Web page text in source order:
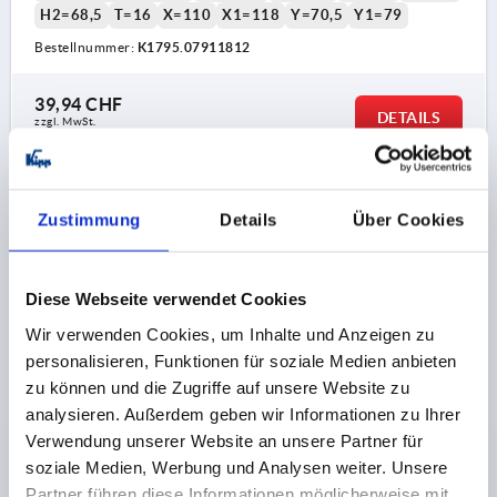
Zustimmung Details Über Cookies
Diese Webseite verwendet Cookies
Wir verwenden Cookies, um Inhalte und Anzeigen zu
personalisieren, Funktionen für soziale Medien anbieten
zu können und die Zugriffe auf unsere Website zu
analysieren. Außerdem geben wir Informationen zu Ihrer
Verwendung unserer Website an unsere Partner für
soziale Medien, Werbung und Analysen weiter. Unsere
Partner führen diese Informationen möglicherweise mit
H2=68,5 T=16 X=110 X1=118 Y=70,5 Y1=79
Bestellnummer: K1795.07911812
39,94 CHF
zzgl. MwSt.
DETAILS
SCHALENGRIFF KLAPPBAR, ANSCHRAUBBAR,
FORM:B, RÜCKFEDERND, L1=130, L=109, H=91, H1=79,
X1=118 ALUMINIUM SCHWARZ RAL9005
PULVERBESCHICHTET
FORM-TYP=RÜCKFEDERND